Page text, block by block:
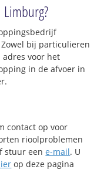
bij particulieren
voor het
in de afvoer in
contact op voor
rioolproblemen
stuur eene-mail. U
op deze pagina